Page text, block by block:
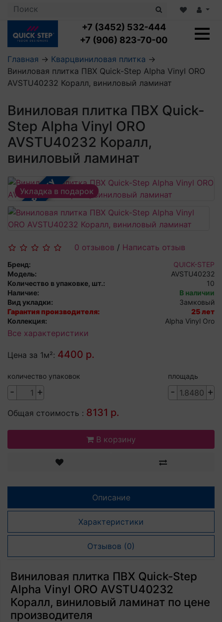
+7 (3452) 532-444
+7 (906) 823-70-00
Ламинат с укладкой
Влагостойкий ламинат
Посмотреть все категории
LOC FLOOR FANCY
LOC FLOOR ARCTIC
Посмотреть все категории
Кварцвиниловая плитка с укладкой
Клеевая кварцвиниловая плитка
Виниловый ламинат
Кварцвинил SPC OASIS
Посмотреть все категории
Плинтус
Профили для ступеней
Подложка
Аксессуары для напольных покрытий
Посмотреть все категории
Аксессуары для стеновых панелей
Посмотреть все категории
Главная → Кварцвиниловая плитка →
Виниловая плитка ПВХ Quick-Step Alpha Vinyl ORO
AVSTU40232 Коралл, виниловый ламинат
Виниловая плитка ПВХ Quick-
Step Alpha Vinyl ORO
AVSTU40232 Коралл,
виниловый ламинат
В РАССРОЧКУ
Укладка в подарок
0 отзывов / Написать отзыв
Бренд:
QUICK-STEP
Модель:
AVSTU40232
Количество в упаковке, шт.:
10
Наличие:
В наличии
Вид укладки:
Замковый
Гарантия производителя:
25 лет
Коллекция:
Alpha Vinyl Oro
Все характеристики
Цена за 1м²: 4400 р.
количество упаковок
- +
площадь
- +
Общая стоимость : 8131 р.
В корзину
Описание
Характеристики
Отзывов (0)
Виниловая плитка ПВХ Quick-Step
Alpha Vinyl ORO AVSTU40232
Коралл, виниловый ламинат по цене
производителя